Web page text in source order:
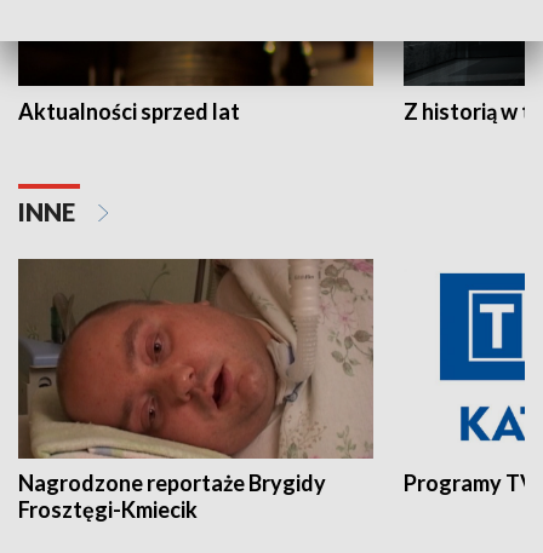
Aktualności sprzed lat Z historią w
INNE
Nagrodzone reportaże Brygidy
Frosztęgi-Kmiecik
Programy